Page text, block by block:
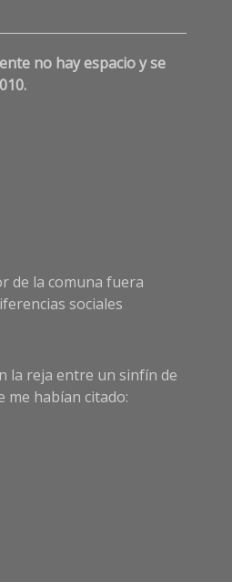
no hay espacio y se
de la comuna fuera
sociales
la reja entre un sinfín de
me habían citado: